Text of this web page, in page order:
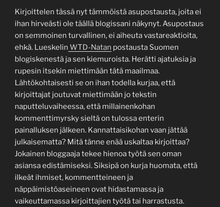
Kirjoittelen tässä nyt tämmöistä asupostausta, joita ei
ihan hirveästi ole täällä blogissani näkynyt. Asupostaus
on semmoinen turvallinen, ei aiheuta vastareaktioita,
ehkä. Lueskelin WTD-Natan postausta Suomen
blogiskenestä ja sen kiemuroista. Herätti ajatuksia ja
rupesin itsekin miettimään tätä maailmaa.
Lähtökohtaisesti se on ihan todella kurjaa, että
kirjoittajat joutuvat miettimään jo tekstin
naputteluvaiheessa, että millainenkohan
kommenttimyrsky sieltä on tulossa enterin
painalluksen jälkeen. Kannattaisikohan vaan jättää
julkaisematta? Mitä tänne enää uskaltaa kirjoittaa?
Jokainen bloggaaja tekee hienoa työtä sen oman
asiansa edistämiseksi. Siksipä on kurja huomata, että
ilkeät ihmiset, kommentteineen ja
näppäimistöaseineen ovat hidastamassa ja
vaikeuttamassa kirjoittajien työtä tai harrastusta.